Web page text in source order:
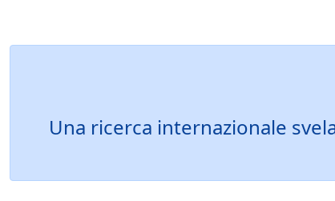
Una ricerca internazionale